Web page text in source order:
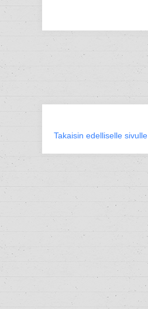
Takaisin edelliselle sivulle